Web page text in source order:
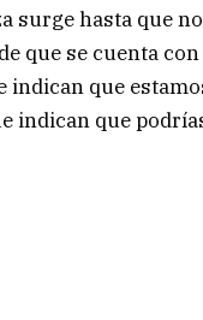
surge hasta que
que se cuenta
que
indican que